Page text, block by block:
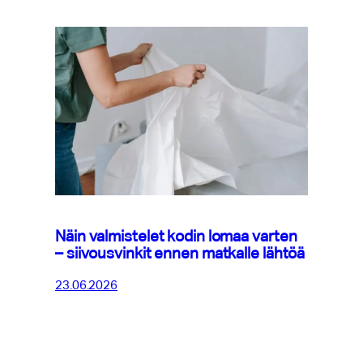
Näin valmistelet kodin lomaa varten
– siivousvinkit ennen matkalle lähtöä
23.06.2026